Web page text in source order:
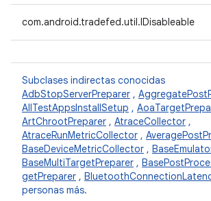
com.android.tradefed.util.IDisableable
Subclases indirectas conocidas
AdbStopServerPreparer ,
AllTestAppsInstallSetup ,
ArtChrootPreparer , AtraceCollector ,
AtraceRunMetricCollector ,
BaseDeviceMetricCollector ,
BaseMultiTargetPreparer ,
getPreparer ,
personas más.